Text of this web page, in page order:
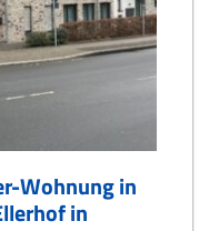
Wohnung in
in